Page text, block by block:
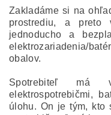
Zakladáme si na
prostrediu, a preto
jednoducho a
elektrozariadenia/
obalov.
Spotrebiteľ má
elektrospotrebičmi,
úlohu. On je tým, kto